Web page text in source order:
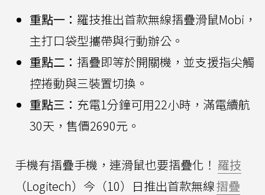
重點一： 羅技推出首款無線摺疊滑鼠Mobi，
主打口袋型攜帶與行動辦公。
重點二： 摺疊即等於開關機，並支援指尖觸
控捲動與三裝置切換。
重點三： 充電1分鐘可用22小時，滿電續航
30天，售價2690元。
手機有摺疊手機，連滑鼠也要摺疊化！ 羅技
（Logitech）今（10）日推出首款無線摺疊